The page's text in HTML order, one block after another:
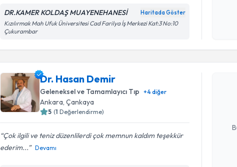
DR.KAMER KOLDAŞ MUAYENEHANESİ Haritada Göster
Kızılırmak Mah Ufuk Üniversitesi Cad Farilya İş Merkezi Kat:3 No:10
Çukurambar
Dr. Hasan Demir
Geleneksel ve Tamamlayıcı Tıp +4diğer
Ankara ,Çankaya
5 (1 Değerlendirme)
Çok ilgili ve teniz düzenlilerdi çok memnun kaldım teşekkür
ederim...
Devamı
Randevu
Dr. Hasan